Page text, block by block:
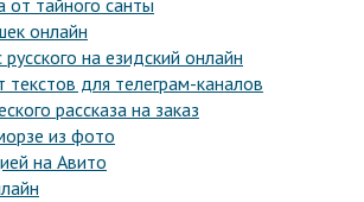
от тайного санты
онлайн
на езидский онлайн
для телеграм-каналов
рассказа на заказ
из фото
на Авито